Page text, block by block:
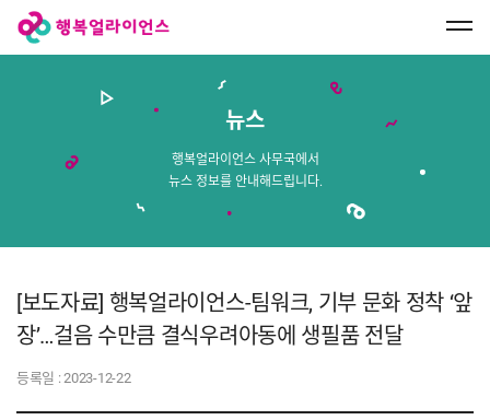
행
복
언
스
뉴스
행복얼라이언스 사무국에서
뉴스 정보를 안내해드립니다.
[보도자료] 행복얼라이언스-팀워크, 기부 문화 정착 ‘앞
장’…걸음 수만큼 결식우려아동에 생필품 전달
등록일 :2023-12-22